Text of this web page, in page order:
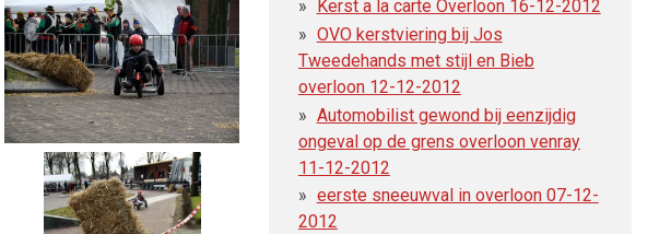
Kerst a la carte Overloon 16-12-2012
OVO kerstviering bij Jos
Tweedehands met stijl en Bieb
overloon 12-12-2012
Automobilist gewond bij eenzijdig
ongeval op de grens overloon venray
11-12-2012
eerste sneeuwval in overloon 07-12-
2012